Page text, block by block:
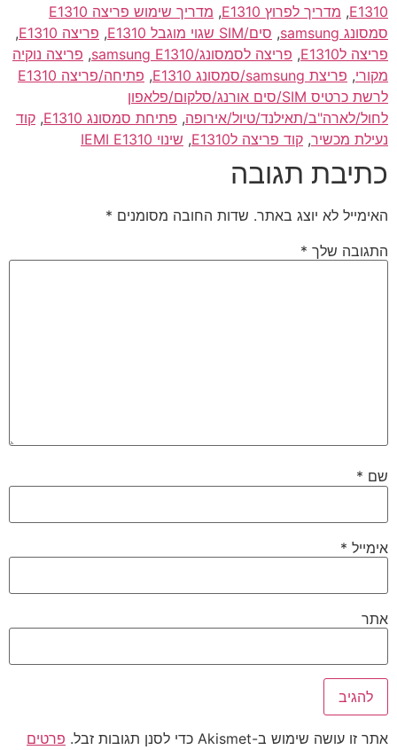
E1310
, מדריך לפרוץ E1310 ,
מדריך שימוש פריצה E1310
סמסונג samsung
, סים/SIM שגוי מוגבל E1310 , פריצה E1310
,
פריצה לE1310
, פריצה לסמסונג/samsung E1310 , פריצה נוקיה
מקורי, פריצת samsung/סמסונג E1310 ,
פתיחה/פריצה E1310
לרשת כרטיס SIM/סים אורנג/סלקום/פלאפון
לחול/לארה"ב/תאילנד/טיול/אירופה, פתיחת סמסונג E1310 , קוד
נעילת מכשיר, קוד פריצה לE1310 , שינוי IEMI E1310
כתיבת תגובה
האימייל לא יוצג באתר. שדות החובה מסומנים *
התגובה שלך *
שם *
אימייל *
אתר
אתר זו עושה שימוש ב-Akismet כדי לסנן תגובות זבל.
פרטים